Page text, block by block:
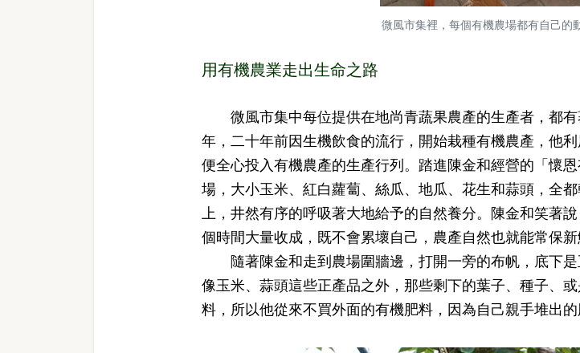
微風市集裡，每個有機農場都有自己的
用有機農業走出生命之路
微風市集中每位提供在地尚青蔬果農產的生產者，都有
年，二十年前因生機飲食的流行，開始栽種有機農產，他
便全心投入有機農產的生產行列。踏進陳金和經營的「懷
場，大小玉米、紅白蘿蔔、絲瓜、地瓜、花生和蒜頭，全
上，井然有序的呼吸著大地給予的自然養分。陳金和笑著
個時間大量收成，既不會累壞自己，農產自然也就能常保新
隨著陳金和走到農場圍牆邊，打開一旁的布帆，底下是
像玉米、蒜頭這些正產品之外，那些剩下的葉子、種子、
料，所以他從來不買外面的有機肥料，因為自己親手堆出的